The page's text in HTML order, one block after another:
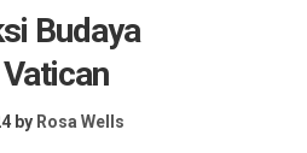
Budaya
by Rosa Wells